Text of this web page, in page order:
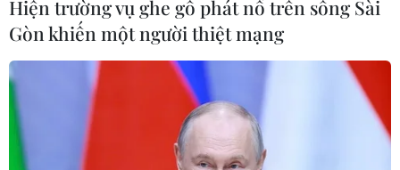
Thí điểm một số chính sách đặc thù phát
triển thành phố Buôn Ma Thuột
30/11/2022 22:15
Nghị quyết số 72/2022/QH15 về thí điểm một số cơ
chế, chính sách đặc thù phát triển thành phố Buôn Ma
Thuột, tỉnh Đắk Lắk có hiệu lực thi hành từ ngày
Hiện trường vụ ghe gỗ phát nổ trên sông Sài
Gòn khiến một người thiệt mạng